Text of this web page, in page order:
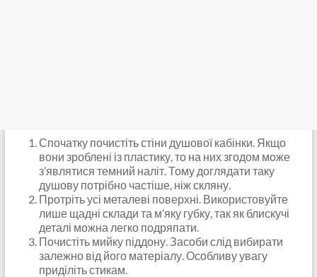
Спочатку почистіть стіни душової кабінки. Якщо
вони зроблені із пластику, то на них згодом може
з’являтися темний наліт. Тому доглядати таку
душову потрібно частіше, ніж скляну.
Протріть усі металеві поверхні. Використовуйте
лише щадні склади та м’яку губку, так як блискучі
деталі можна легко подряпати.
Почистіть мийку піддону. Засоби слід вибирати
залежно від його матеріалу. Особливу увагу
приділіть стикам.